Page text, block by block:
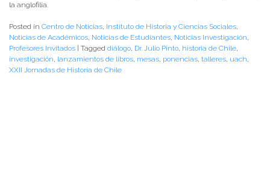
la anglofilia.
Posted in Centro de Noticias, Instituto de Historia y Ciencias Sociales,
Noticias de Académicos, Noticias de Estudiantes, Noticias Investigación,
Profesores Invitados
Tagged diálogo, Dr. Julio Pinto, historia de Chile,
investigación, lanzamientos de libros, mesas, ponencias, talleres, uach,
XXII Jornadas de Historia de Chile